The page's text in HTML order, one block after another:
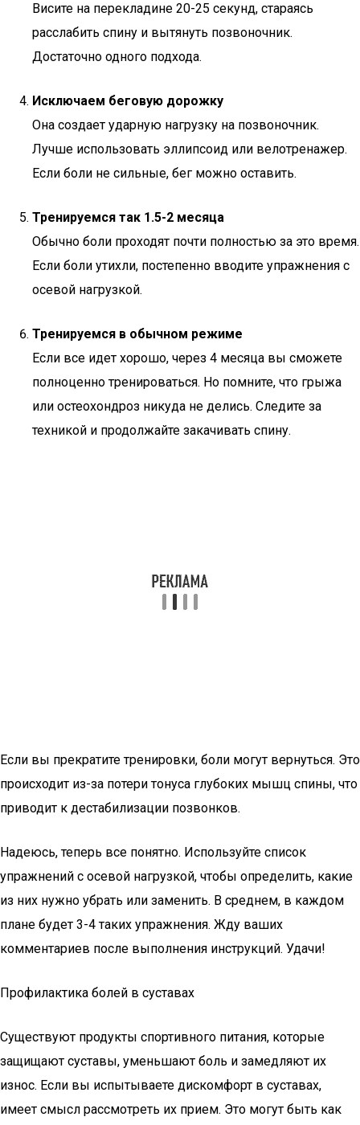
Висите на перекладине 20-25 секунд, стараясь
расслабить спину и вытянуть позвоночник.
Достаточно одного подхода.
Исключаем беговую дорожку
Она создает ударную нагрузку на позвоночник.
Лучше использовать эллипсоид или велотренажер.
Если боли не сильные, бег можно оставить.
Тренируемся так 1.5-2 месяца
Обычно боли проходят почти полностью за это время.
Если боли утихли, постепенно вводите упражнения с
осевой нагрузкой.
Тренируемся в обычном режиме
Если все идет хорошо, через 4 месяца вы сможете
полноценно тренироваться. Но помните, что грыжа
или остеохондроз никуда не делись. Следите за
техникой и продолжайте закачивать спину.
Если вы прекратите тренировки, боли могут вернуться. Это
происходит из-за потери тонуса глубоких мышц спины, что
приводит к дестабилизации позвонков.
Надеюсь, теперь все понятно. Используйте список
упражнений с осевой нагрузкой, чтобы определить, какие
из них нужно убрать или заменить. В среднем, в каждом
плане будет 3-4 таких упражнения. Жду ваших
комментариев после выполнения инструкций. Удачи!
Профилактика болей в суставах
Существуют продукты спортивного питания, которые
защищают суставы, уменьшают боль и замедляют их
износ. Если вы испытываете дискомфорт в суставах,
имеет смысл рассмотреть их прием. Это могут быть как